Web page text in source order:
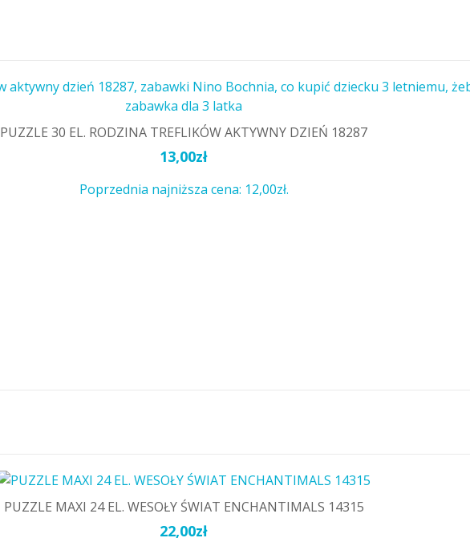
PUZZLE 30 EL. RODZINA TREFLIKÓW AKTYWNY DZIEŃ 18287
13,00zł
Poprzednia najniższa cena: 12,00zł.
PUZZLE MAXI 24 EL. WESOŁY ŚWIAT ENCHANTIMALS 14315
22,00zł